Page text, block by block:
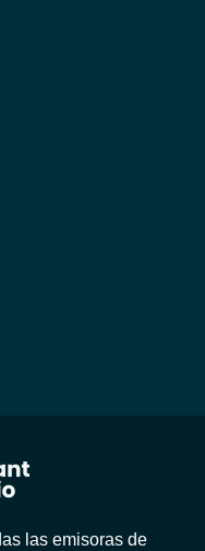
las emisoras de